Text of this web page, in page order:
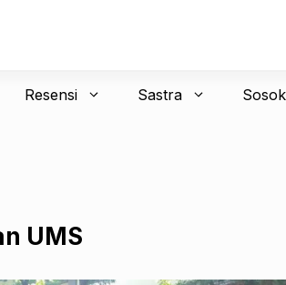
Resensi Sastra Sosok
UMS